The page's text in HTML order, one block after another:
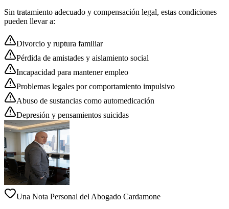
Sin tratamiento adecuado y compensación legal, estas condiciones
pueden llevar a:
Divorcio y ruptura familiar
Pérdida de amistades y aislamiento social
Incapacidad para mantener empleo
Problemas legales por comportamiento impulsivo
Abuso de sustancias como automedicación
Depresión y pensamientos suicidas
Una Nota Personal del Abogado Cardamone